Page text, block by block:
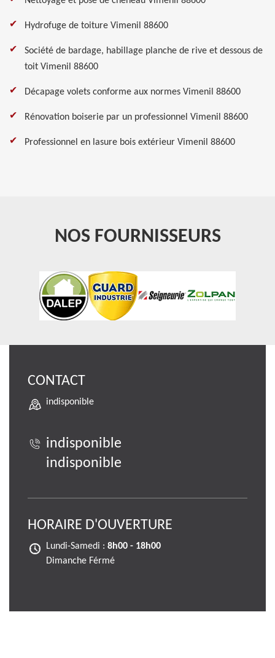
Hydrofuge de toiture Vimenil 88600
Société de bardage, habillage planche de rive et dessous de
toit Vimenil 88600
Décapage volets conforme aux normes Vimenil 88600
Rénovation boiserie par un professionnel Vimenil 88600
Professionnel en lasure bois extérieur Vimenil 88600
NOS FOURNISSEURS
CONTACT
indisponible
indisponible
indisponible
HORAIRE D'OUVERTURE
Lundi-Samedi : 8h00 - 18h00
Dimanche Férmé